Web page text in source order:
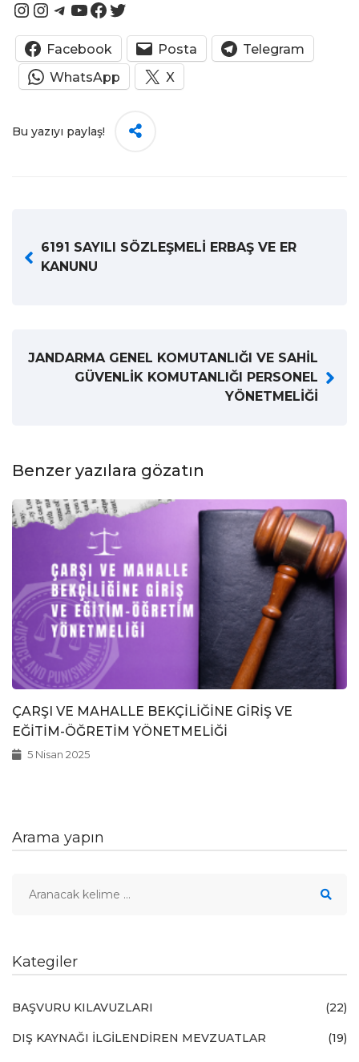
Instagram
Instagram
Telegram
YouTube
Facebook
Twitter
Facebook Posta
Telegram
WhatsApp
X
Bu yazıyı paylaş!
6191 SAYILI SÖZLEŞMELİ ERBAŞ VE ER
KANUNU
JANDARMA GENEL KOMUTANLIĞI VE SAHİL
GÜVENLİK KOMUTANLIĞI PERSONEL
YÖNETMELİĞİ
Benzer yazılara gözatın
ÇARŞI VE MAHALLE BEKÇİLİĞİNE GİRİŞ VE
EĞİTİM-ÖĞRETİM YÖNETMELİĞİ
5 Nisan 2025
Arama yapın
Kategiler
BAŞVURU KILAVUZLARI (22)
DIŞ KAYNAĞI İLGİLENDİREN MEVZUATLAR (19)